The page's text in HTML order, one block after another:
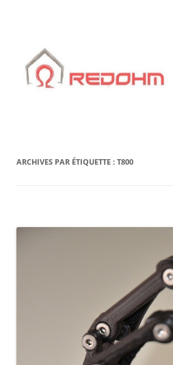
ARCHIVES PAR ÉTIQUETTE : T800